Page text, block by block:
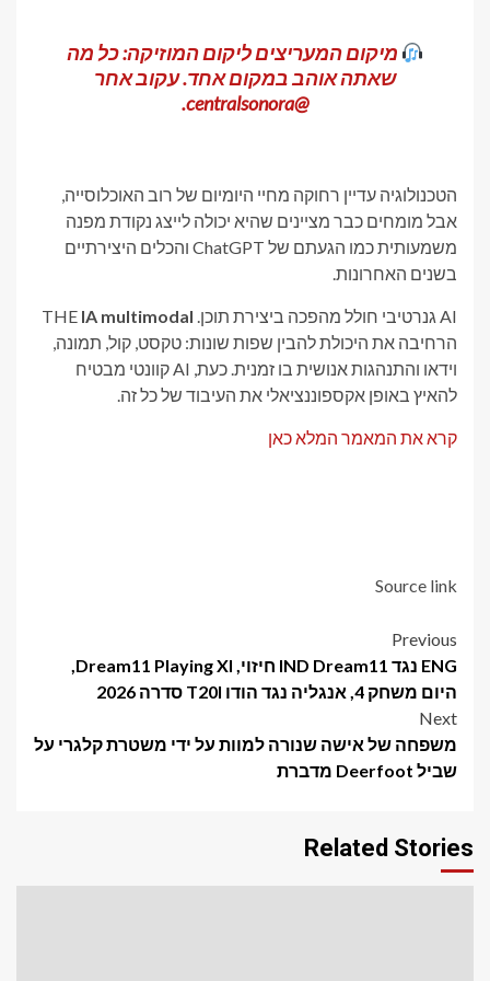
מיקום המעריצים ליקום המוזיקה: כל מה
שאתה אוהב במקום אחד. עקוב אחר
@centralsonora.
הטכנולוגיה עדיין רחוקה מחיי היומיום של רוב האוכלוסייה,
אבל מומחים כבר מציינים שהיא יכולה לייצג נקודת מפנה
משמעותית כמו הגעתם של ChatGPT והכלים היצירתיים
בשנים האחרונות.
AI גנרטיבי חולל מהפכה ביצירת תוכן. THE
IA multimodal
הרחיבה את היכולת להבין שפות שונות: טקסט, קול, תמונה,
וידאו והתנהגות אנושית בו זמנית. כעת, AI קוונטי מבטיח
להאיץ באופן אקספוננציאלי את העיבוד של כל זה.
קרא את המאמר המלא כאן
Source link
Post
navigation
Previous
ENG נגד IND Dream11 חיזוי, Dream11 Playing XI,
היום משחק 4, אנגליה נגד הודו T20I סדרה 2026
Next
משפחה של אישה שנורה למוות על ידי משטרת קלגרי על
שביל Deerfoot מדברת
Related Stories